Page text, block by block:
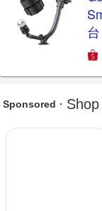
台